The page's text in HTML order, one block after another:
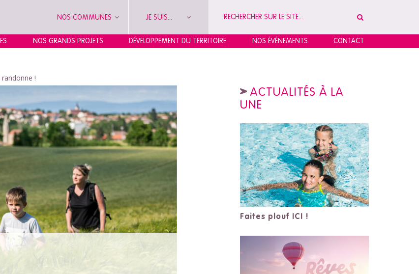
NOS COMMUNES JE SUIS...
NOS GRANDS PROJETS DÉVELOPPEMENT DU TERRITOIRE NOS ÉVÉNEMENTS CONTACT
randonne !
ACTUALITÉS À LA
UNE
Faites plouf ICI !